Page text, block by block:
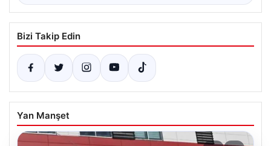
Bizi Takip Edin
Yan Manşet